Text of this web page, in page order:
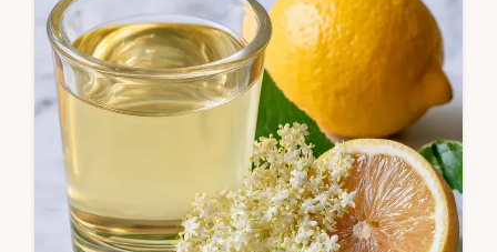
es funktioniert erklärt alles in nur 10
Minuten.